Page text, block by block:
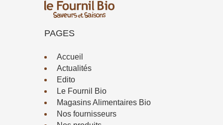
PAGES
Accueil
Actualités
Edito
Le Fournil Bio
Magasins Alimentaires Bio
Nos fournisseurs